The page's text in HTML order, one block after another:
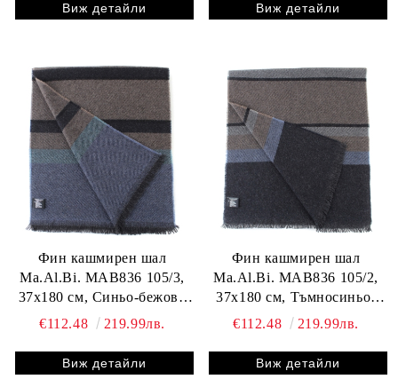
Виж детайли Виж детайли
Фин кашмирен шал
Ma.Al.Bi. MAB836 105/3,
37x180 см, Синьо-бежово
райе
€112.48 219.99лв.
Виж детайли
Фин кашмирен шал
Ma.Al.Bi. MAB836 105/2,
37x180 см, Тъмносиньо-
бежово райе
€112.48 219.99лв.
Виж детайли